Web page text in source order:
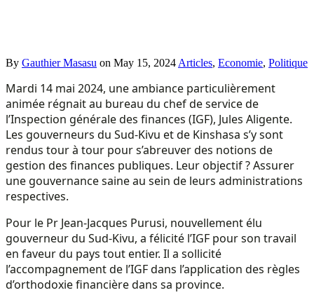
By Gauthier Masasu on May 15, 2024 Articles, Economie, Politique
Mardi 14 mai 2024, une ambiance particulièrement
animée régnait au bureau du chef de service de
l’Inspection générale des finances (IGF), Jules Aligente.
Les gouverneurs du Sud-Kivu et de Kinshasa s’y sont
rendus tour à tour pour s’abreuver des notions de
gestion des finances publiques. Leur objectif ? Assurer
une gouvernance saine au sein de leurs administrations
respectives.
Pour le Pr Jean-Jacques Purusi, nouvellement élu
gouverneur du Sud-Kivu, a félicité l’IGF pour son travail
en faveur du pays tout entier. Il a sollicité
l’accompagnement de l’IGF dans l’application des règles
d’orthodoxie financière dans sa province.